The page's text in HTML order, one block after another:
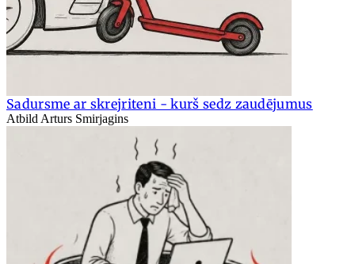
Sadursme ar skrejriteni - kurš sedz zaudējumus
Atbild Arturs Smirjagins